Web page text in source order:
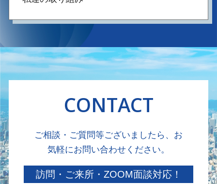
CONTACT
ご相談・ご質問等ございましたら、お
気軽にお問い合わせください。
訪問・ご来所・ZOOM面談対応！